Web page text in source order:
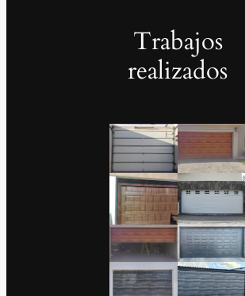
Trabajos
realizados